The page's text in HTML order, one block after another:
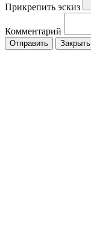
Прикрепить эскиз
Комментарий
Закрыть